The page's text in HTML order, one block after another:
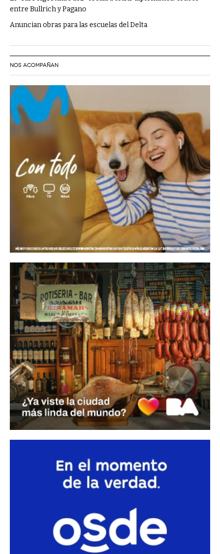
entre Bullrich y Pagano
Anuncian obras para las escuelas del Delta
NOS ACOMPAÑAN